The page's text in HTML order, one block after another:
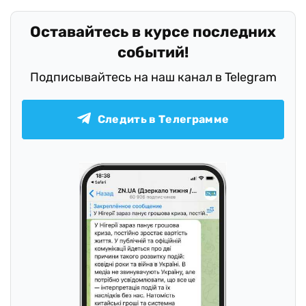
Оставайтесь в курсе последних
событий!
Подписывайтесь на наш канал в Telegram
Следить в Телеграмме